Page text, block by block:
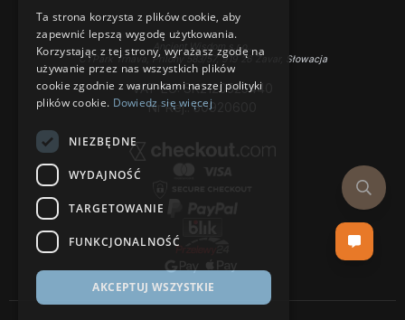
Ancient Wisdom s.r.o.,
CTPark Trnava, Prílohy 583/57, 919 26 Zavar, Słowacja
VAT-EU: SK2120525440
Nr Rej.: 50920600
Ta strona korzysta z plików cookie, aby
zapewnić lepszą wygodę użytkowania.
Korzystając z tej strony, wyrażasz zgodę na
używanie przez nas wszystkich plików
cookie zgodnie z warunkami naszej polityki
plików cookie. Dowiedz się więcej
NIEZBĘDNE
WYDAJNOŚĆ
TARGETOWANIE
FUNKCJONALNOŚĆ
AKCEPTUJ WSZYSTKIE